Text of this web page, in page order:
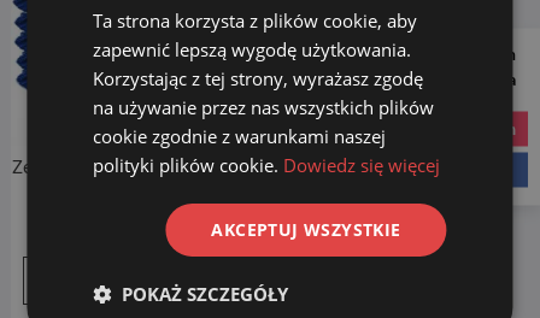
Zestaw 5 nakładek akrylowych
159.00 złPierwotna
cena
wynosiła:
Aktualna
cena
wynosi:
Dodaj do koszyka
Follow us on
Social Media
instagram
Ta strona korzysta z plików cookie, aby
zapewnić lepszą wygodę użytkowania.
Korzystając z tej strony, wyrażasz zgodę
na używanie przez nas wszystkich plików
cookie zgodnie z warunkami naszej
polityki plików cookie. Dowiedz się więcej
AKCEPTUJ WSZYSTKIE
POKAŻ SZCZEGÓŁY